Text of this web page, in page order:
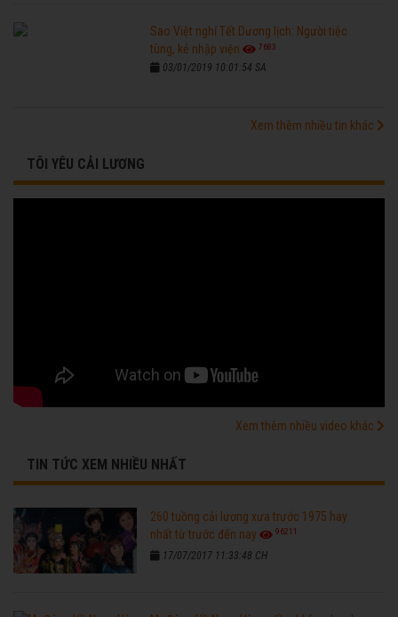
Sao Việt nghỉ Tết Dương lịch: Người tiệc
tùng, kẻ nhập viện
7683
03/01/2019 10:01:54 SA
Xem thêm nhiều tin khác
TÔI YÊU CẢI LƯƠNG
Xem thêm nhiều video khác
TIN TỨC XEM NHIỀU NHẤT
260 tuồng cải lương xưa trước 1975 hay
nhất từ trước đến nay
96211
17/07/2017 11:33:48 CH